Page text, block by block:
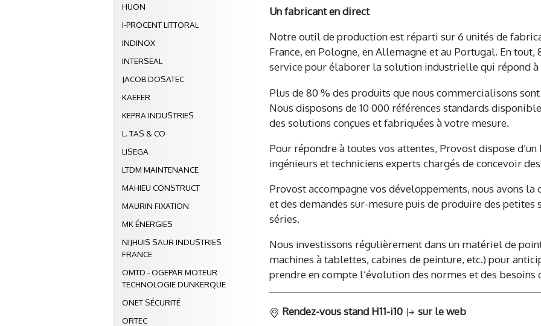
HUON
I-PROCENT LITTORAL
INDINOX
INTERSEAL
JACOB DOSATEC
KAEFER
KEPRA INDUSTRIES
L. TAS & CO
LISEGA
LTDM MAINTENANCE
MAHIEU CONSTRUCT
MAURIN FIXATION
MK ÉNERGIES
NIJHUIS SAUR INDUSTRIES
FRANCE
OMTD - OGEPAR MOTEUR
TECHNOLOGIE DUNKERQUE
ONET SÉCURITÉ
ORTEC
Un fabricant en direct
Notre outil de production est réparti sur 6 unités de
France, en Pologne, en Allemagne et au Portugal. En tout,
service pour élaborer la solution industrielle qui répond à
Plus de 80 % des produits que nous commercialisons
Nous disposons de 10 000 références standards
des solutions conçues et fabriquées à votre mesure.
Pour répondre à toutes vos attentes, Provost dispose d’un
ingénieurs et techniciens experts chargés de concevoir
Provost accompagne vos développements, nous avons la
et des demandes sur-mesure puis de produire des petites
séries.
Nous investissons régulièrement dans un matériel de
machines à tablettes, cabines de peinture, etc.) pour
prendre en compte l’évolution des normes et des besoins
Rendez-vous stand H11-i10 sur le web